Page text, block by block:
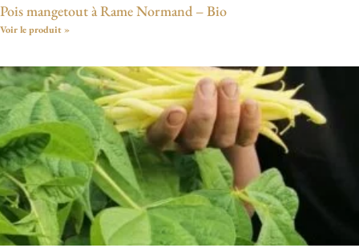
Pois mangetout à Rame Normand – Bio
Voir le produit »